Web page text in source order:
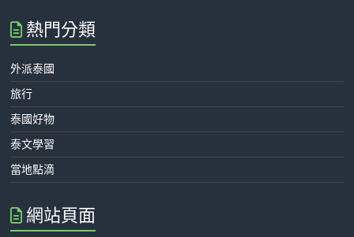
熱門分類
外派泰國
旅行
泰國好物
泰文學習
當地點滴
網站頁面